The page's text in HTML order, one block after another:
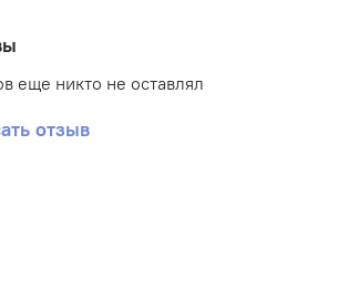
Иконы
Габардин
еще никто не оставлял
отзыв